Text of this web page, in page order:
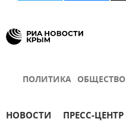
ПОЛИТИКА ОБЩЕСТВО
НОВОСТИ ПРЕСС-ЦЕНТР